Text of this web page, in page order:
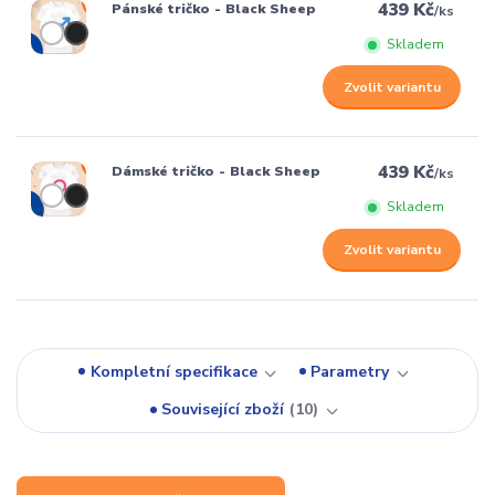
Pánské tričko - Black Sheep 439 Kč/ks
Skladem
Zvolit variantu
Dámské tričko - Black Sheep 439 Kč/ks
Skladem
Zvolit variantu
Kompletní specifikace
Parametry
Související zboží
10